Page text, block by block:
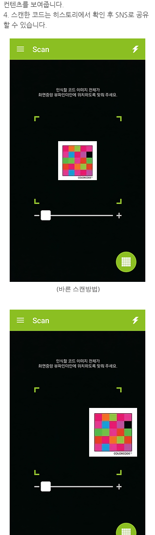
컨텐츠를 보여줍니다.
4. 스캔한 코드는 히스토리에서 확인 후 SNS로 공유
할 수 있습니다.
(바른 스캔방법)